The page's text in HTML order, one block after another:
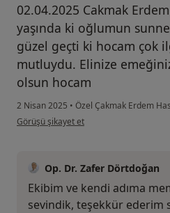
02.04.2025 Cakmak
yaşında ki oğlumun
güzel geçti ki hocam çok
mutluydu. Elinize
olsun hocam
2 Nisan 2025 • Özel Çakmak Erdem
kullanıcının görüşüne göre bü...
Görüşü şikayet et
Op. Dr. Zafer Dörtdoğan
Ekibim ve kendi adıma
sevindik, teşekkür ederim